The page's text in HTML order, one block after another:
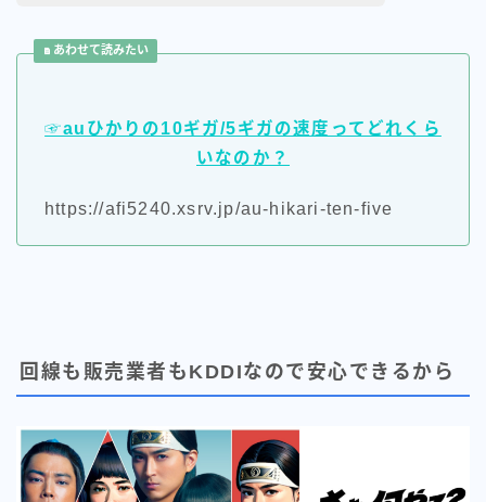
あわせて読みたい
☞auひかりの10ギガ/5ギガの速度ってどれくら
いなのか？
https://afi5240.xsrv.jp/au-hikari-ten-five
回線も販売業者もKDDIなので安心できるから